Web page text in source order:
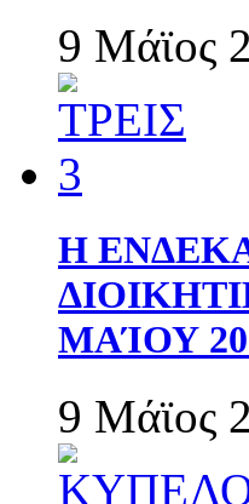
9 Μάϊος
Η
ΜΑΊΟΥ
9 Μάϊος